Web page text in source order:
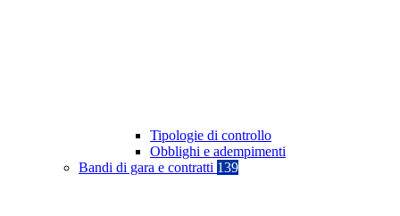
Tipologie di controllo
Obblighi e adempimenti
Bandi di gara e contratti 139